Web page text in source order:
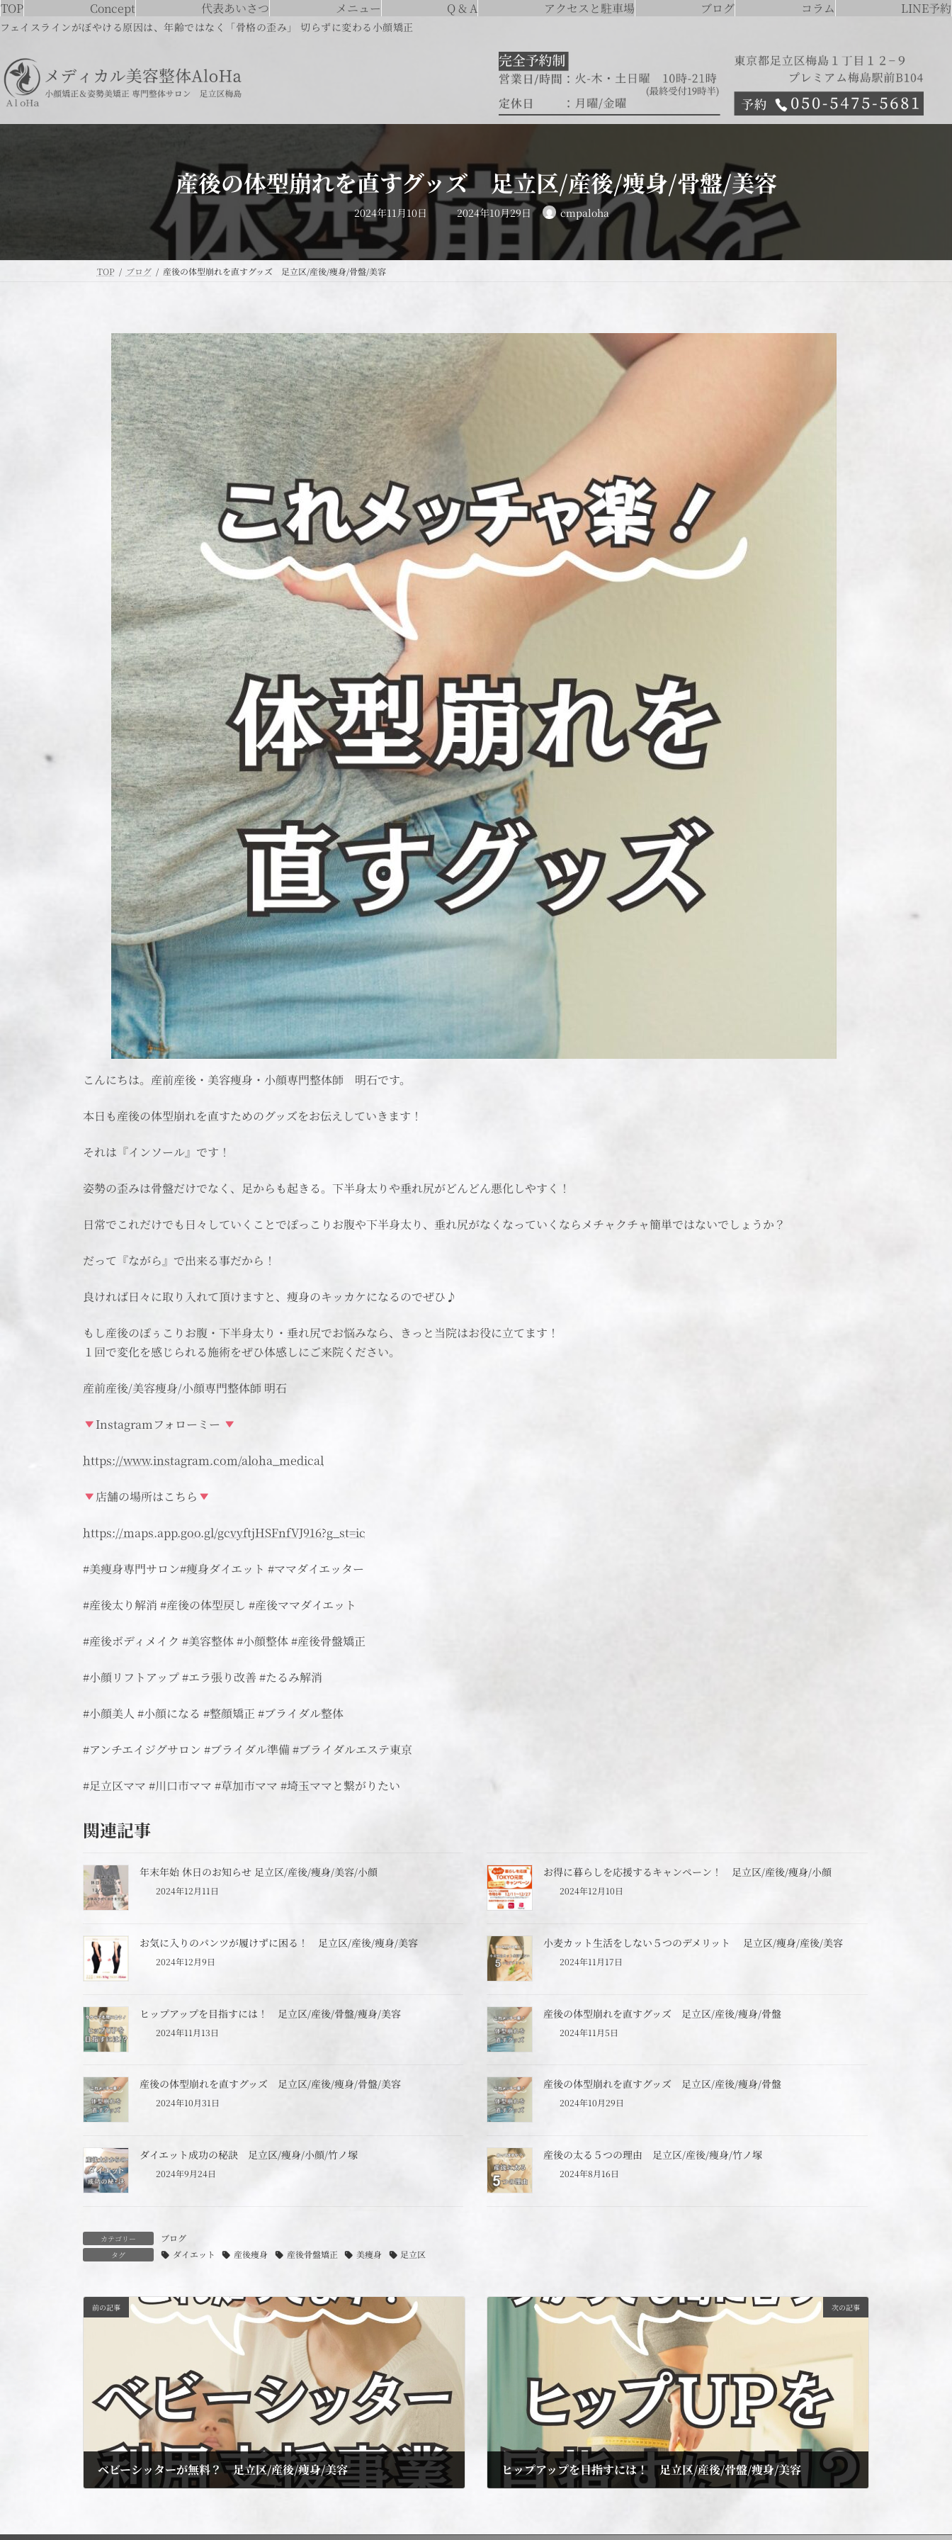
コ
ン
ツ
へ
ス
キ
ナ
ビ
シ
ョ
ン
に
TOP Concept 代表あいさつ メニュー Q & A アクセスと駐車場 ブログ コラム LINE予約
フェイスラインがぼやける原因は、年齢ではなく「骨格の歪み」 切らずに変わる小顔矯正
産後の体型崩れを直すグッズ 足立区/産後/痩身/骨盤/美容
2024年11月10日 最
終
更
新
日
時
2024年10月29日 cmpaloha
TOP ブログ 産後の体型崩れを直すグッズ 足立区/産後/痩身/骨盤/美容
こんにちは。産前産後・美容痩身・小顔専門整体師 明石です。
本日も産後の体型崩れを直すためのグッズをお伝えしていきます！
それは『インソール』です！
姿勢の歪みは骨盤だけでなく、足からも起きる。下半身太りや垂れ尻がどんどん悪化しやすく！
日常でこれだけでも日々していくことでぽっこりお腹や下半身太り、垂れ尻がなくなっていくならメチャクチャ簡単ではないでしょうか？
だって『ながら』で出来る事だから！
良ければ日々に取り入れて頂けますと、痩身のキッカケになるのでぜひ♪
もし産後のぽぅこりお腹・下半身太り・垂れ尻でお悩みなら、きっと当院はお役に立てます！
１回で変化を感じられる施術をぜひ体感しにご来院ください。
産前産後/美容痩身/小顔専門整体師 明石
Instagramフォローミー
https://www.instagram.com/aloha_medical
店舗の場所はこちら
https://maps.app.goo.gl/gcvyftjHSFnfVJ916?g_st=ic
#美痩身専門サロン#痩身ダイエット #ママダイエッター
#産後太り解消 #産後の体型戻し #産後ママダイエット
#産後ボディメイク #美容整体 #小顔整体 #産後骨盤矯正
#小顔リフトアップ #エラ張り改善 #たるみ解消
#小顔美人 #小顔になる #整顔矯正 #ブライダル整体
#アンチエイジグサロン #ブライダル準備 #ブライダルエステ東京
#足立区ママ #川口市ママ #草加市ママ #埼玉ママと繋がりたい
関連記事
年末年始 休日のお知らせ 足立区/産後/痩身/美容/小顔
2024年12月11日
お得に暮らしを応援するキャンペーン！ 足立区/産後/痩身/小顔
2024年12月10日
お気に入りのパンツが履けずに困る！ 足立区/産後/痩身/美容
2024年12月9日
小麦カット生活をしない５つのデメリット 足立区/痩身/産後/美容
2024年11月17日
ヒップアップを目指すには！ 足立区/産後/骨盤/痩身/美容
2024年11月13日
産後の体型崩れを直すグッズ 足立区/産後/痩身/骨盤
2024年11月5日
産後の体型崩れを直すグッズ 足立区/産後/痩身/骨盤/美容
2024年10月31日
産後の体型崩れを直すグッズ 足立区/産後/痩身/骨盤
2024年10月29日
ダイエット成功の秘訣 足立区/痩身/小顔/竹ノ塚
2024年9月24日
産後の太る５つの理由 足立区/産後/痩身/竹ノ塚
2024年8月16日
カテゴリー ブログ
タグ ダイエット 産後痩身 産後骨盤矯正 美痩身 足立区
前の記事
ベビーシッターが無料？ 足立区/産後/痩身/美容
次の記事
ヒップアップを目指すには！ 足立区/産後/骨盤/痩身/美容